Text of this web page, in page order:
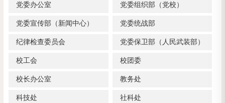
党委办公室 党委组织部（党校）
党委宣传部（新闻中心） 党委统战部
纪律检查委员会 党委保卫部（人民武装部）
校工会 校团委
校长办公室 教务处
科技处 社科处